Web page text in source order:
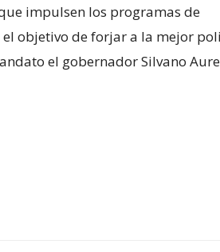
impulsen los programas de
objetivo de forjar a la mejor
el gobernador Silvano